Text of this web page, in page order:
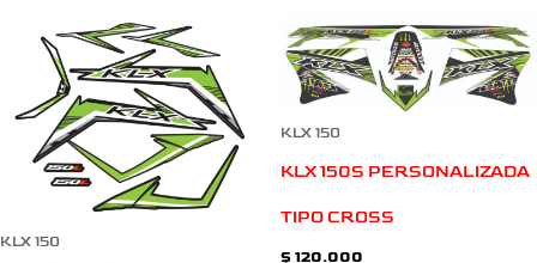
KLX 150
KLX 150
KLX 150S PERSONALIZADA
TIPO CROSS
$ 120.000